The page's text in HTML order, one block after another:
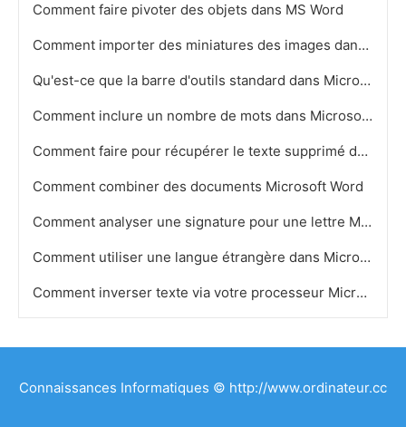
Comment faire pivoter des objets dans MS Word
Comment importer des miniatures des images dans un fichier MS Word
Qu'est-ce que la barre d'outils standard dans Microsoft Word
Comment inclure un nombre de mots dans Microsoft Word
Comment faire pour récupérer le texte supprimé dans MS Word 2007
Comment combiner des documents Microsoft Word
Comment analyser une signature pour une lettre MS Word
Comment utiliser une langue étrangère dans Microsoft Word
Comment inverser texte via votre processeur Microsoft Word
Connaissances Informatiques © http://www.ordinateur.cc